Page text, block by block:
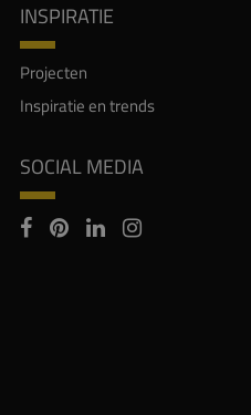
INSPIRATIE
Projecten
Inspiratie en trends
SOCIAL MEDIA